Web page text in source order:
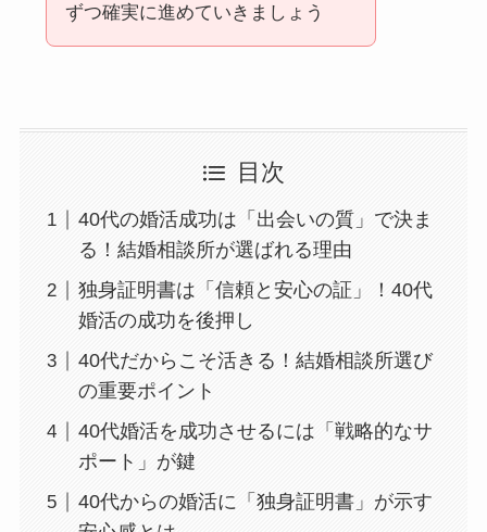
ずつ確実に進めていきましょう
目次
40代の婚活成功は「出会いの質」で決ま
る！結婚相談所が選ばれる理由
独身証明書は「信頼と安心の証」！40代
婚活の成功を後押し
40代だからこそ活きる！結婚相談所選び
の重要ポイント
40代婚活を成功させるには「戦略的なサ
ポート」が鍵
40代からの婚活に「独身証明書」が示す